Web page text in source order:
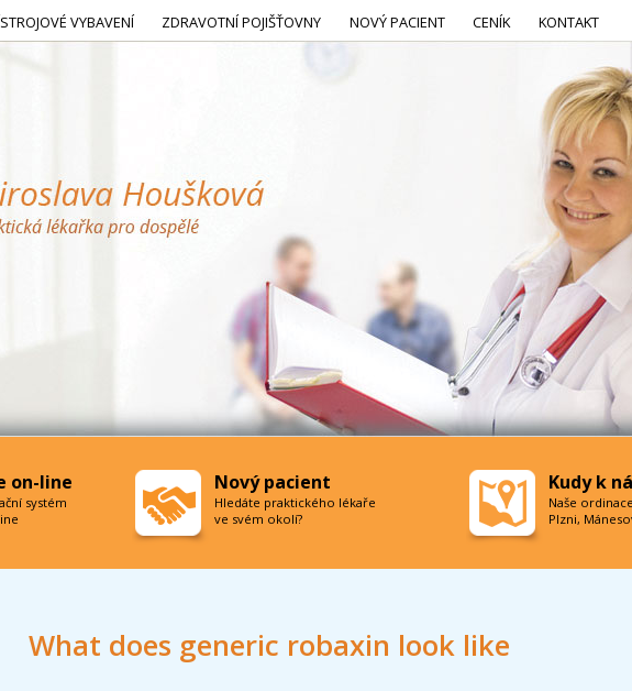
What does generic robaxin look like
VYBAVENÍ ZDRAVOTNÍ POJIŠŤOVNY NOVÝ PACIENT CENÍK KONTAKT
on-line
systém
Nový pacient
Hledáte praktického lékaře
ve svém okolí?
Kudy k
Naše
Plzni,